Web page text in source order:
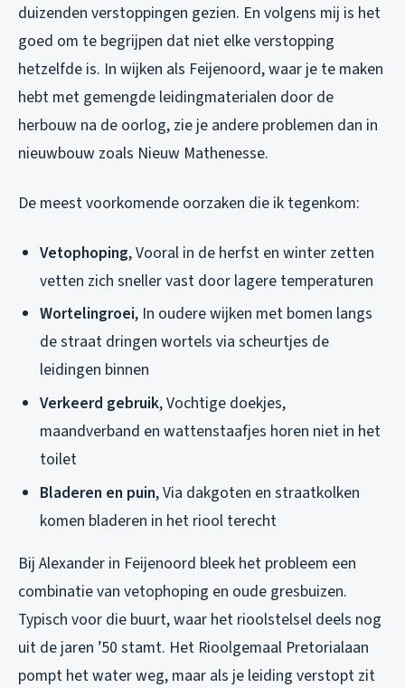
duizenden verstoppingen gezien. En volgens mij is het
goed om te begrijpen dat niet elke verstopping
hetzelfde is. In wijken als Feijenoord, waar je te maken
hebt met gemengde leidingmaterialen door de
herbouw na de oorlog, zie je andere problemen dan in
nieuwbouw zoals Nieuw Mathenesse.
De meest voorkomende oorzaken die ik tegenkom:
Vetophoping, Vooral in de herfst en winter zetten
vetten zich sneller vast door lagere temperaturen
Wortelingroei, In oudere wijken met bomen langs
de straat dringen wortels via scheurtjes de
leidingen binnen
Verkeerd gebruik, Vochtige doekjes,
maandverband en wattenstaafjes horen niet in het
toilet
Bladeren en puin, Via dakgoten en straatkolken
komen bladeren in het riool terecht
Bij Alexander in Feijenoord bleek het probleem een
combinatie van vetophoping en oude gresbuizen.
Typisch voor die buurt, waar het rioolstelsel deels nog
uit de jaren ’50 stamt. Het Rioolgemaal Pretorialaan
pompt het water weg, maar als je leiding verstopt zit